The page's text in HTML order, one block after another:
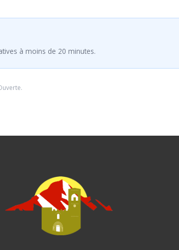
à moins de 20 minutes.
.